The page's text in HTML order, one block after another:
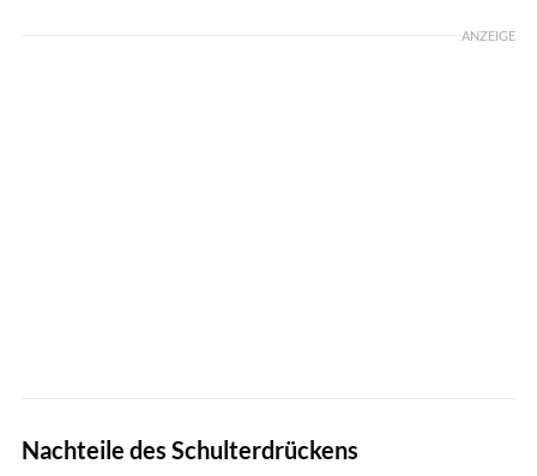
ANZEIGE
Nachteile des Schulterdrückens